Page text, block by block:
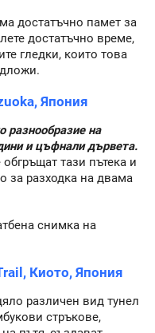
достатъчно памет за
достатъчно време,
гледки, които това
Япония
разнообразие на
и цъфнали дървета.
тази пътека и
за разходка на двама
снимка на
Киото, Япония
различен вид тунел
стръкове,